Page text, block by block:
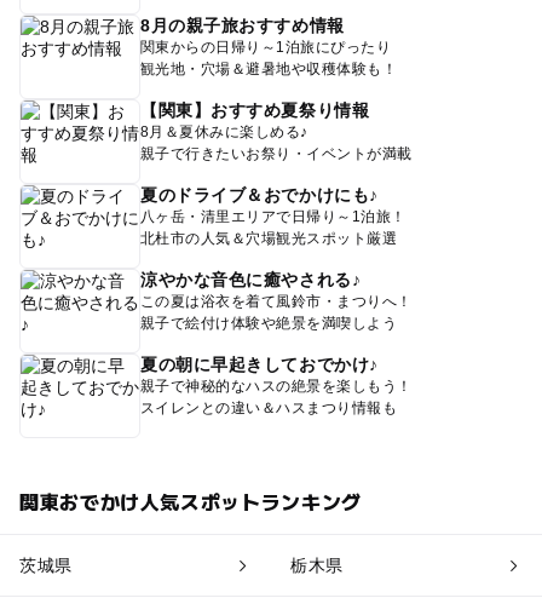
8月の親子旅おすすめ情報
関東からの日帰り～1泊旅にぴったり
観光地・穴場＆避暑地や収穫体験も！
【関東】おすすめ夏祭り情報
8月＆夏休みに楽しめる♪
親子で行きたいお祭り・イベントが満載
夏のドライブ＆おでかけにも♪
八ヶ岳・清里エリアで日帰り～1泊旅！
北杜市の人気＆穴場観光スポット厳選
涼やかな音色に癒やされる♪
この夏は浴衣を着て風鈴市・まつりへ！
親子で絵付け体験や絶景を満喫しよう
夏の朝に早起きしておでかけ♪
親子で神秘的なハスの絶景を楽しもう！
スイレンとの違い＆ハスまつり情報も
関東おでかけ人気スポットランキング
茨城県 栃木県